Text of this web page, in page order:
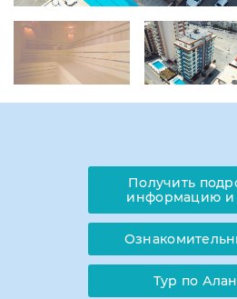
Получить
информацию и
Тур по